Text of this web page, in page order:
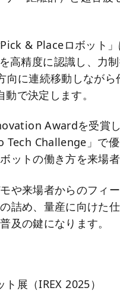
& Placeロボット
高精度に認識し、力
向に連続移動しなが
で決定します。
Awardを受賞
Challenge」で
ットの働き方を来場
や来場者からのフィ
詰め、量産に向けた
及の鍵になります。
展（IREX 2025）